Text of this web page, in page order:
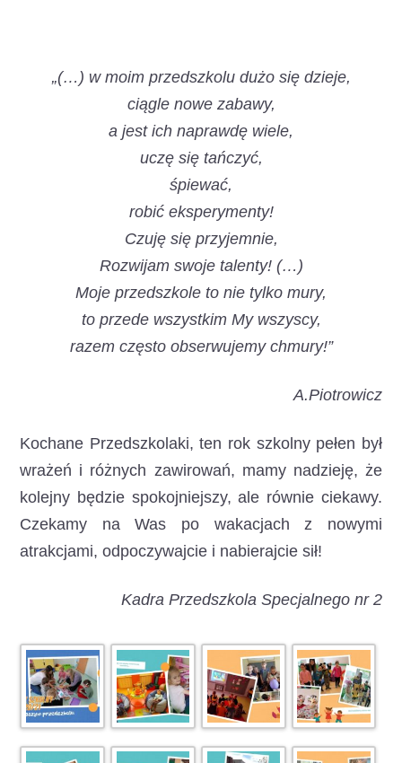
„(…) w moim przedszkolu dużo się dzieje,
ciągle nowe zabawy,
a jest ich naprawdę wiele,
uczę się tańczyć,
śpiewać,
robić eksperymenty!
Czuję się przyjemnie,
Rozwijam swoje talenty! (…)
Moje przedszkole to nie tylko mury,
to przede wszystkim My wszyscy,
razem często obserwujemy chmury!”
A.Piotrowicz
Kochane Przedszkolaki, ten rok szkolny pełen był
wrażeń i różnych zawirowań, mamy nadzieję, że
kolejny będzie spokojniejszy, ale równie ciekawy.
Czekamy na Was po wakacjach z nowymi
atrakcjami, odpoczywajcie i nabierajcie sił!
Kadra Przedszkola Specjalnego nr 2